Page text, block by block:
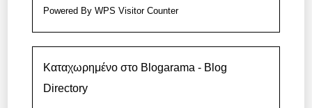
Powered ByWPS Visitor Counter
Καταχωρημένο στο Blogarama - Blog
Directory